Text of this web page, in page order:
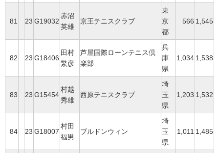
81 23 G19032
赤沼
英雄
京王テニスクラブ
東
京
都
566 1,545
82 23 G18406
田村
繁彦
芦屋国際ローンテニス倶
楽部
兵
庫
県
1,034 1,538
83 23 G15454
村越
秀雄
西原テニスクラブ
埼
玉
県
1,203 1,532
84 23 G18007
村田
福男
ブルドンウィン
埼
玉
県
1,011 1,485